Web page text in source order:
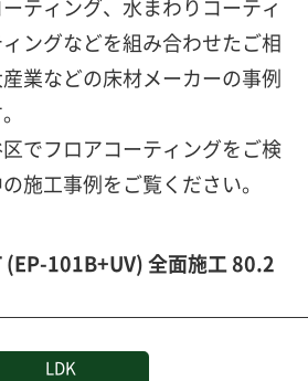
ティング、水まわりコーティ
ングなどを組み合わせたご相
業などの床材メーカーの事例
でフロアコーティングをご検
施工事例をご覧ください。
101B+UV) 全面施工 80.2
LDK